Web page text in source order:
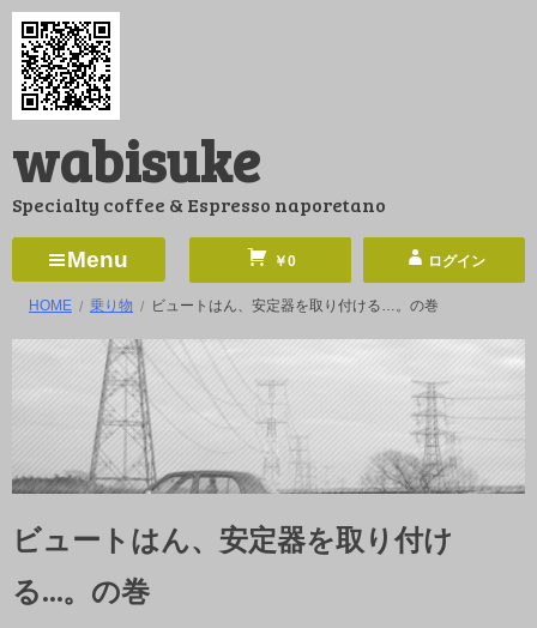
コ
ン
ツ
ス
ッ
wabisuke
Specialty coffee & Espresso naporetano
Menu ￥0 ログイン
HOME 乗り物 ビュートはん、安定器を取り付ける…。の巻
ビュートはん、安定器を取り付け
る…。の巻